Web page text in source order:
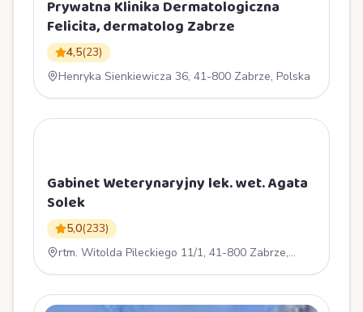
Prywatna Klinika Dermatologiczna
Felicita, dermatolog Zabrze
4,5(23)
Henryka Sienkiewicza 36, 41-800 Zabrze, Polska
Gabinet Weterynaryjny lek. wet. Agata
Solek
5,0(233)
rtm. Witolda Pileckiego 11/1, 41-800 Zabrze,